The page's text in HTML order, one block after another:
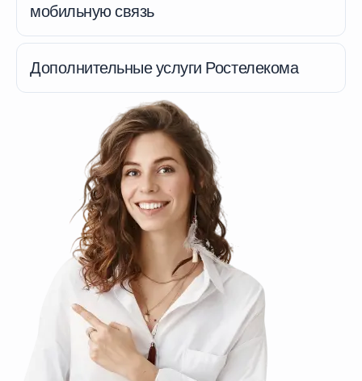
мобильную связь
Дополнительные услуги Ростелекома